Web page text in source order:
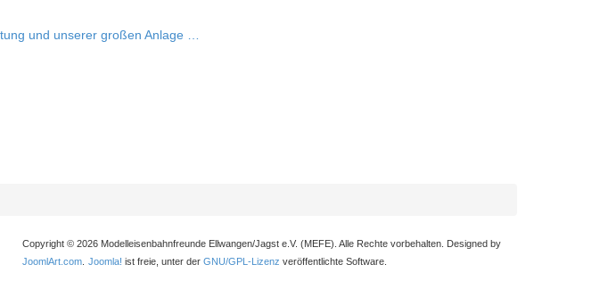
und unserer großen Anlage …
Copyright © 2026 Modelleisenbahnfreunde Ellwangen/Jagst e.V. (MEFE). Alle Rechte vorbehalten. Designed by
JoomlArt.com Joomla! ist freie, unter der GNU/GPL-Lizenz veröffentlichte Software.